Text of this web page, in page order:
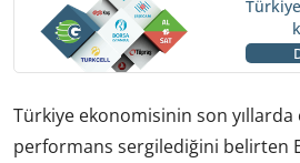
Türkiye ekonomisinin son
performans sergilediğini belirten